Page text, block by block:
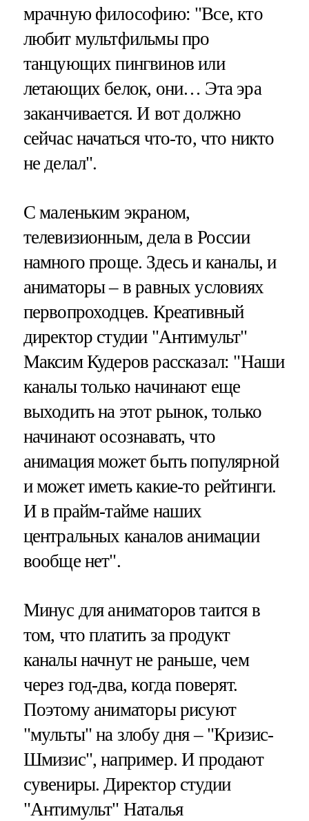
мрачную философию: "Все, кто
любит мультфильмы про
танцующих пингвинов или
летающих белок, они… Эта эра
заканчивается. И вот должно
сейчас начаться что-то, что никто
не делал".
С маленьким экраном,
телевизионным, дела в России
намного проще. Здесь и каналы, и
аниматоры – в равных условиях
первопроходцев. Креативный
директор студии "Антимульт"
Максим Кудеров рассказал: "Наши
каналы только начинают еще
выходить на этот рынок, только
начинают осознавать, что
анимация может быть популярной
и может иметь какие-то рейтинги.
И в прайм-тайме наших
центральных каналов анимации
вообще нет".
Минус для аниматоров таится в
том, что платить за продукт
каналы начнут не раньше, чем
через год-два, когда поверят.
Поэтому аниматоры рисуют
"мульты" на злобу дня – "Кризис-
Шмизис", например. И продают
сувениры. Директор студии
"Антимульт" Наталья